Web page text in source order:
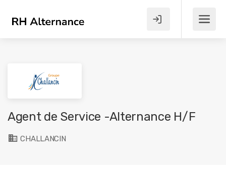
Agent de Service -Alternance H/F
CHALLANCIN